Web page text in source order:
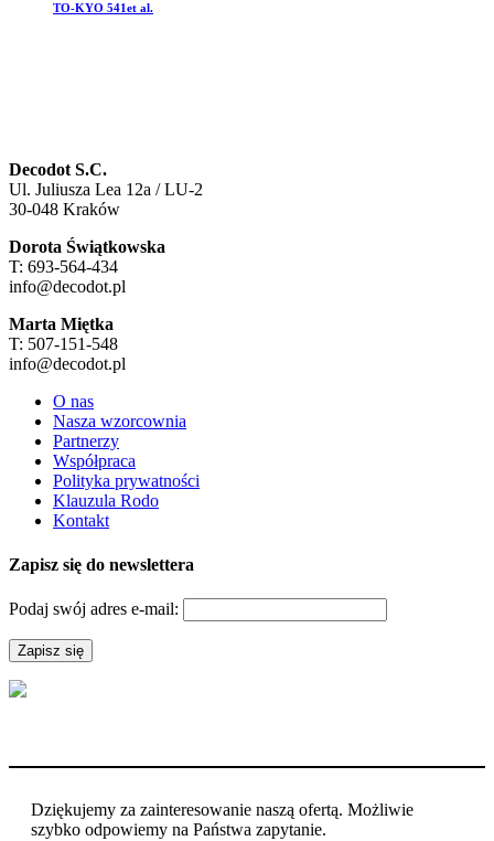
TO-KYO 541et al.
Decodot S.C.
Ul. Juliusza Lea 12a / LU-2
30-048 Kraków
Dorota Świątkowska
T: 693-564-434
info@decodot.pl
Marta Miętka
T: 507-151-548
info@decodot.pl
O nas
Nasza wzorcownia
Partnerzy
Współpraca
Polityka prywatności
Klauzula Rodo
Kontakt
Zapisz się do newslettera
Podaj swój adres e-mail:
Dziękujemy za zainteresowanie naszą ofertą. Możliwie
szybko odpowiemy na Państwa zapytanie.